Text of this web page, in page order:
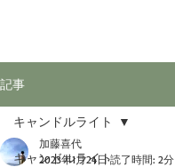
記事
キャンドルライト
キャンドルライト
加藤喜代
2023年1月24日 読了時間: 2分